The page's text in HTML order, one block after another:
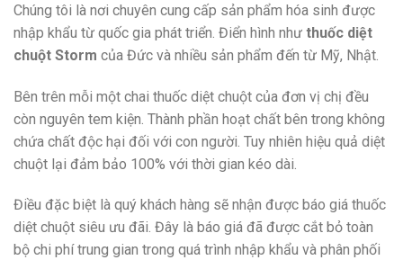
Chúng tôi là nơi chuyên cung cấp sản phẩm hóa sinh được
nhập khẩu từ quốc gia phát triển. Điển hình như thuốc diệt
chuột Storm của Đức và nhiều sản phẩm đến từ Mỹ, Nhật.
Bên trên mỗi một chai thuốc diệt chuột của đơn vị chị đều
còn nguyên tem kiện. Thành phần hoạt chất bên trong không
chứa chất độc hại đối với con người. Tuy nhiên hiệu quả diệt
chuột lại đảm bảo 100% với thời gian kéo dài.
Điều đặc biệt là quý khách hàng sẽ nhận được báo giá thuốc
diệt chuột siêu ưu đãi. Đây là báo giá đã được cắt bỏ toàn
bộ chi phí trung gian trong quá trình nhập khẩu và phân phối